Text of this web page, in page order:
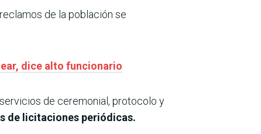
de la población se
dice alto funcionario
de ceremonial, protocolo y
de licitaciones periódicas.